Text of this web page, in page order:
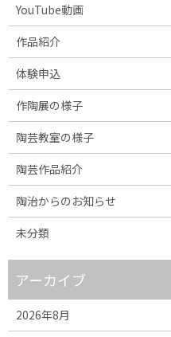
YouTube動画
作品紹介
体験申込
作陶展の様子
陶芸教室の様子
陶芸作品紹介
陶治からのお知らせ
未分類
アーカイブ
2026年8月